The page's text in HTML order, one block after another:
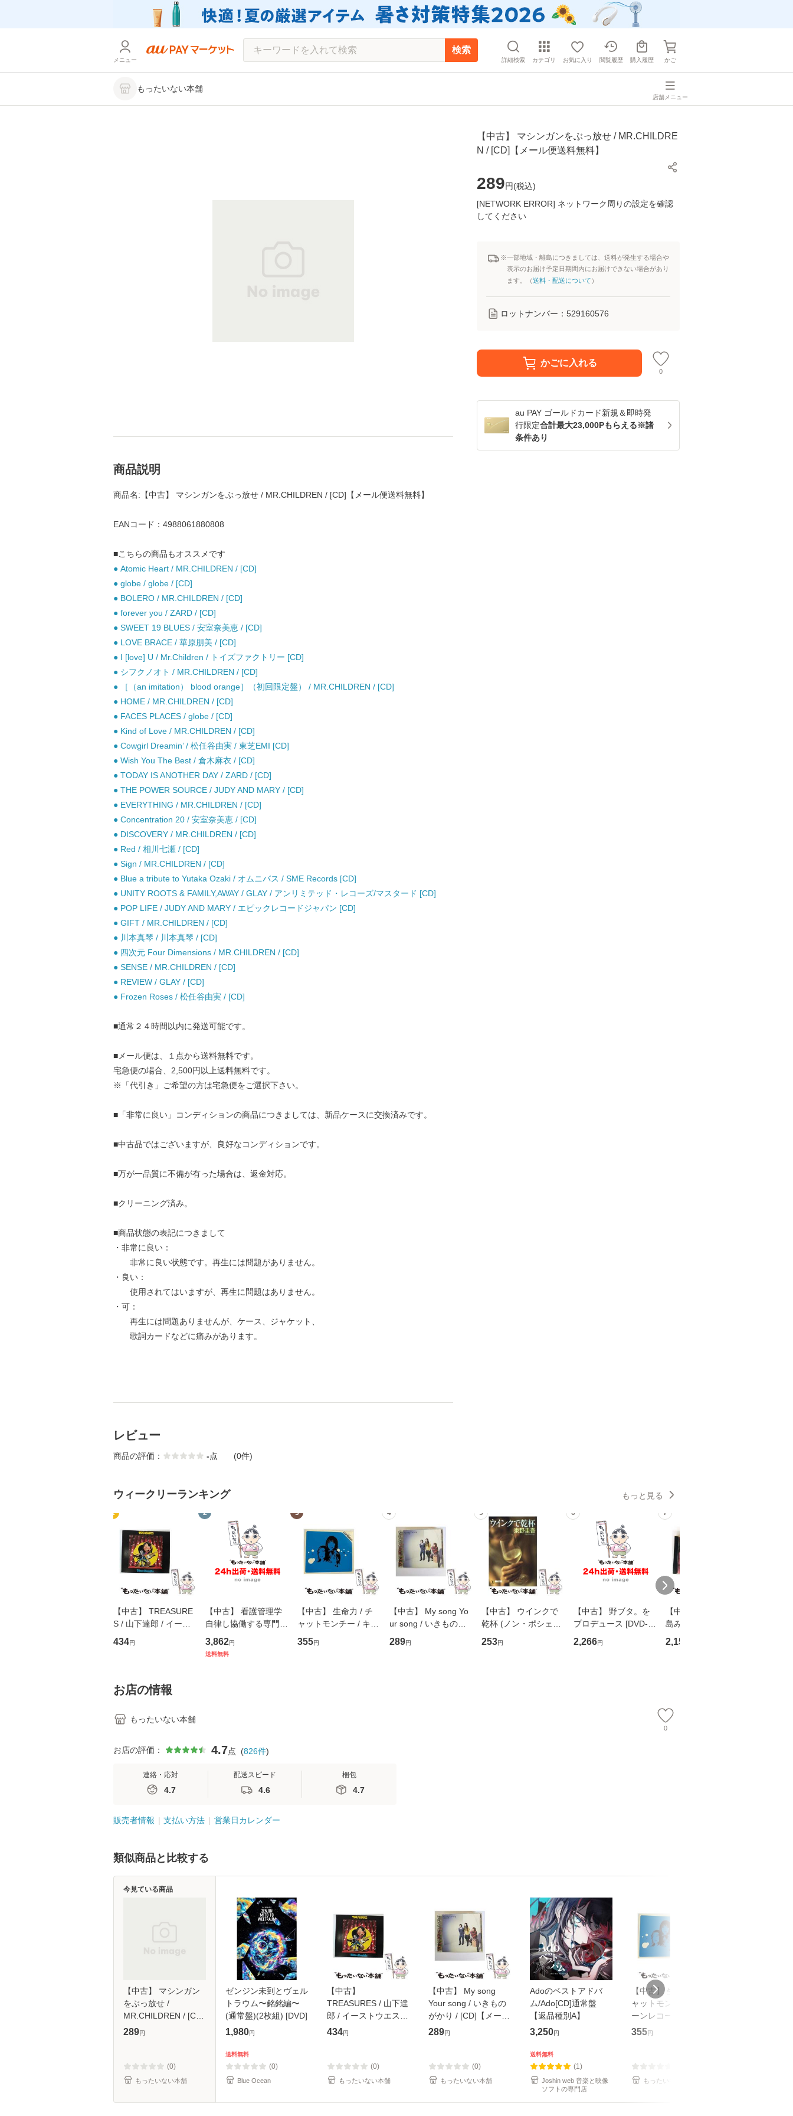
メニュー
検索
詳細検索 カテゴリ お気に入り 閲覧履歴 購入履歴 かご
もったいない本舗
店舗メニュー
【中古】 マシンガンをぶっ放せ / MR.CHILDRE
N / [CD]【メール便送料無料】
289円(税込)
[NETWORK ERROR] ネットワーク周りの設定を確認
してください
※一部地域・離島につきましては、送料が発生する場合や
表示のお届け予定日期間内にお届けできない場合があり
ます。（送料・配送について ）
ロットナンバー： 529160576
かごに入れる
0
au PAY ゴールドカード新規＆即時発
行限定合計最大23,000Pもらえる※諸
条件あり
商品説明
商品名:【中古】 マシンガンをぶっ放せ / MR.CHILDREN / [CD]【メール便送料無料】
EANコード：4988061880808
■こちらの商品もオススメです
● Atomic Heart / MR.CHILDREN / [CD]
● globe / globe / [CD]
● BOLERO / MR.CHILDREN / [CD]
● forever you / ZARD / [CD]
● SWEET 19 BLUES / 安室奈美恵 / [CD]
● LOVE BRACE / 華原朋美 / [CD]
● I [love] U / Mr.Children / トイズファクトリー [CD]
● シフクノオト / MR.CHILDREN / [CD]
● ［（an imitation） blood orange］（初回限定盤） / MR.CHILDREN / [CD]
● HOME / MR.CHILDREN / [CD]
● FACES PLACES / globe / [CD]
● Kind of Love / MR.CHILDREN / [CD]
● Cowgirl Dreamin’ / 松任谷由実 / 東芝EMI [CD]
● Wish You The Best / 倉木麻衣 / [CD]
● TODAY IS ANOTHER DAY / ZARD / [CD]
● THE POWER SOURCE / JUDY AND MARY / [CD]
● EVERYTHING / MR.CHILDREN / [CD]
● Concentration 20 / 安室奈美恵 / [CD]
● DISCOVERY / MR.CHILDREN / [CD]
● Red / 相川七瀬 / [CD]
● Sign / MR.CHILDREN / [CD]
● Blue a tribute to Yutaka Ozaki / オムニバス / SME Records [CD]
● UNITY ROOTS & FAMILY,AWAY / GLAY / アンリミテッド・レコーズ/マスタード [CD]
● POP LIFE / JUDY AND MARY / エピックレコードジャパン [CD]
● GIFT / MR.CHILDREN / [CD]
● 川本真琴 / 川本真琴 / [CD]
● 四次元 Four Dimensions / MR.CHILDREN / [CD]
● SENSE / MR.CHILDREN / [CD]
● REVIEW / GLAY / [CD]
● Frozen Roses / 松任谷由実 / [CD]
■通常２４時間以内に発送可能です。
■メール便は、１点から送料無料です。
宅急便の場合、2,500円以上送料無料です。
※「代引き」ご希望の方は宅急便をご選択下さい。
■「非常に良い」コンディションの商品につきましては、新品ケースに交換済みです。
■中古品ではございますが、良好なコンディションです。
■万が一品質に不備が有った場合は、返金対応。
■クリーニング済み。
■商品状態の表記につきまして
・非常に良い：
非常に良い状態です。再生には問題がありません。
・良い：
使用されてはいますが、再生に問題はありません。
・可：
再生には問題ありませんが、ケース、ジャケット、
歌詞カードなどに痛みがあります。
レビュー
商品の評価： -点 (0件)
ウィークリーランキング もっと見る
1
【中古】 TREASURE
S / 山下達郎 / イース
トウエスト・ジャパン
[CD]【メール便送料無
434円
2
【中古】 看護管理学
自律し協働する専門職
の看護マネジメントス
キル 改訂第3版 (看護
3,862円
送料無料
3
【中古】 生命力 / チ
ャットモンチー / キュ
ーンレコード [CD]
【メール便送料無料】
355円
4
【中古】 My song Yo
ur song / いきものが
かり / [CD]【メール便
送料無料】
289円
5
【中古】 ウインクで
乾杯 (ノン・ポシェッ
ト) / 東野圭吾 / 祥伝
社 [文庫]【メール便送
253円
6
【中古】 野ブタ。を
プロデュース [DVD-B
OX] / バップ [DVD]
【メール便送料無料】
2,266円
7
【中古】 寒水魚 / 中
島みゆき / [CD]【メー
ル便送料無料】
2,150
お店の情報
もったいない本舗
0
お店の評価： 4.7点 (826件)
連絡・応対
4.7
配送スピード
4.6
梱包
4.7
販売者情報 支払い方法 営業日カレンダー
類似商品と比較する
【中古】 マシンガン
をぶっ放せ /
MR.CHILDREN / [CD]
【メール便送料無料】
289円
(0)
もったいない本舗
今見ている商品
ゼンジン未到とヴェル
トラウム〜銘銘編〜
(通常盤)(2枚組) [DVD]
1,980円
送料無料
(0)
Blue Ocean
【中古】
TREASURES / 山下達
郎 / イーストウエス
ト・ジャパン [CD]
434円
(0)
もったいない本舗
【中古】 My song
Your song / いきもの
がかり / [CD]【メール
便送料無料】
289円
(0)
もったいない本舗
Adoのベストアドバ
ム/Ado[CD]通常盤
【返品種別A】
3,250円
送料無料
(1)
Joshin web 音楽と映像
ソフトの専門店
【中古】 生命力 / チ
ャットモンチー / キュ
ーンレコード [CD]
【メール便送料無料】
355円
もったいない本舗